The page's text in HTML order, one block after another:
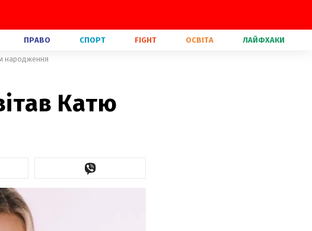
ПРАВО СПОРТ FIGHT ОСВІТА ЛАЙФХАКИ
народження
Катю